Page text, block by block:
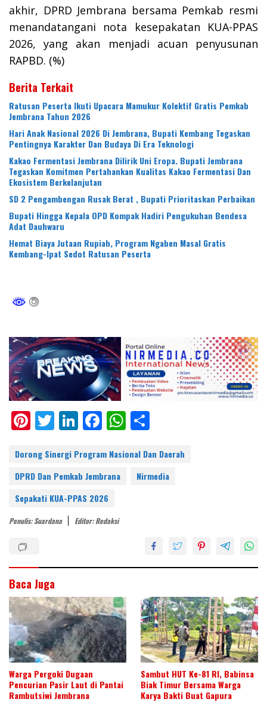
akhir, DPRD Jembrana bersama Pemkab resmi
menandatangani nota kesepakatan KUA-PPAS
2026, yang akan menjadi acuan penyusunan
RAPBD. (%)
Berita Terkait
Ratusan Peserta Ikuti Upacara Mamukur Kolektif Gratis Pemkab
Jembrana Tahun 2026
Hari Anak Nasional 2026 Di Jembrana, Bupati Kembang Tegaskan
Pentingnya Karakter Dan Budaya Di Era Teknologi
Kakao Fermentasi Jembrana Dilirik Uni Eropa. Bupati Jembrana
Tegaskan Komitmen Pertahankan Kualitas Kakao Fermentasi Dan
Ekosistem Berkelanjutan
SD 2 Pengambengan Rusak Berat , Bupati Prioritaskan Perbaikan
Bupati Hingga Kepala OPD Kompak Hadiri Pengukuhan Bendesa
Adat Dauhwaru
Hemat Biaya Jutaan Rupiah, Program Ngaben Masal Gratis
Kembang-Ipat Sedot Ratusan Peserta
Pi
er
e
st
T
itt
er
Li
k
e
dI
n
F
e
b
o
o
W
at ar
e
Dorong Sinergi Program Nasional Dan Daerah
DPRD Dan Pemkab Jembrana
Nirmedia
Sepakati KUA-PPAS 2026
Penulis: Suardana Editor: Redaksi
Baca Juga
Warga Pergoki Dugaan
Pencurian Pasir Laut di Pantai
Rambutsiwi Jembrana
Sambut HUT Ke-81 RI, Babinsa
Biak Timur Bersama Warga
Karya Bakti Buat Gapura